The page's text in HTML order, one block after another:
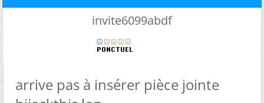
invite6099abdf
arrive pas à insérer pièce jointe